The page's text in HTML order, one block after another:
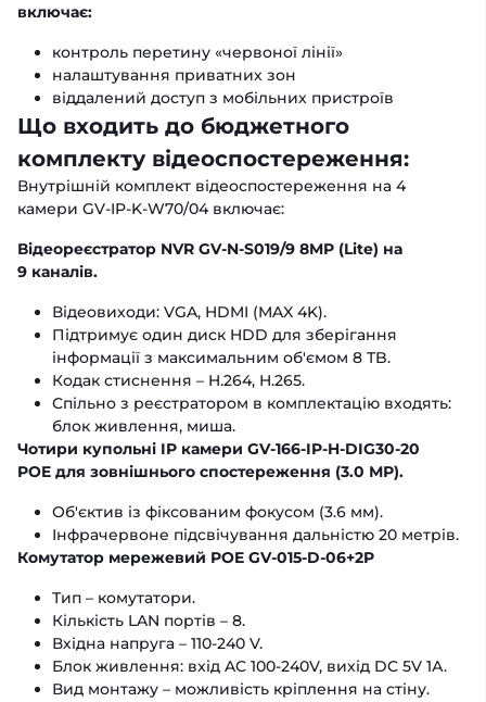
включає:
контроль перетину «червоної лінії»
налаштування приватних зон
віддалений доступ з мобільних пристроїв
Що входить до бюджетного
комплекту відеоспостереження:
Внутрішній комплект відеоспостереження на 4
камери GV-IP-K-W70/04 включає:
Відеореєстратор NVR GV-N-S019/9 8MP (Lite) на
9 каналів.
Відеовиходи: VGA, HDMI (MAX 4K).
Підтримує один диск HDD для зберігання
інформації з максимальним об'ємом 8 TB.
Кодак стиснення – H.264, H.265.
Спільно з реєстратором в комплектацію входять:
блок живлення, миша.
Чотири купольні IP камери GV-166-IP-H-DIG30-20
POE для зовнішнього спостереження (3.0 МР).
Об'єктив із фіксованим фокусом (3.6 мм).
Інфрачервоне підсвічування дальністю 20 метрів.
Комутатор мережевий POE GV-015-D-06+2P
Тип – комутатори.
Кількість LAN портів – 8.
Вхідна напруга – 110-240 V.
Блок живлення: вхід AC 100-240V, вихід DC 5V 1А.
Вид монтажу – можливість кріплення на стіну.